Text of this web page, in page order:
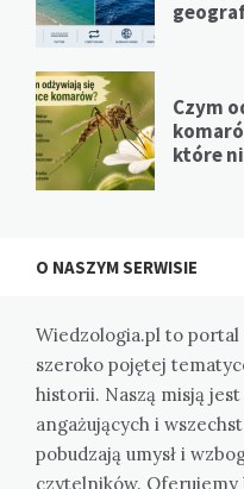
Czym
które
O NASZYM SERWISIE
Wiedzologia.pl to
szeroko pojętej
historii. Naszą misją
angażujących i
pobudzają umysł i
czytelników. Oferujemy